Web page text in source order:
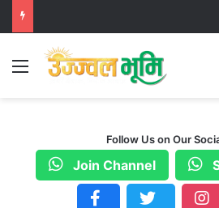
Menu
Follow Us on Our
Join Channel